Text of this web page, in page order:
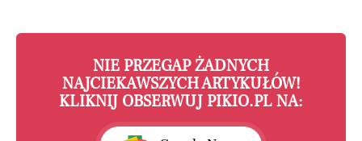
NIE PRZEGAP ŻADNYCH
NAJCIEKAWSZYCH ARTYKUŁÓW!
KLIKNIJ OBSERWUJ PIKIO.PL NA: